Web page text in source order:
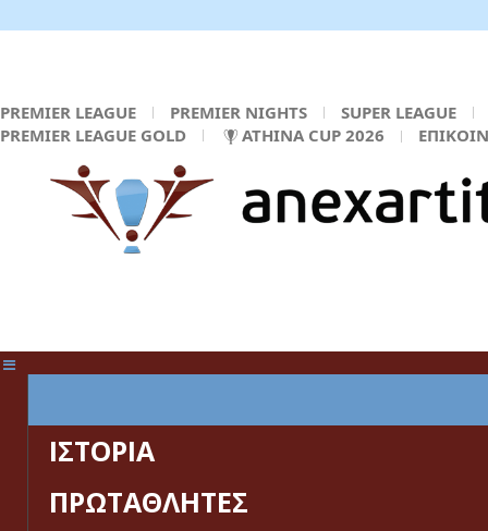
PREMIER LEAGUE PREMIER NIGHTS
SUPER LEAGUE
PREMIER LEAGUE GOLD
ATHINA CUP 2026
ΙΣΤΟΡΙΑ
ΠΡΩΤΑΘΛΗΤΕΣ